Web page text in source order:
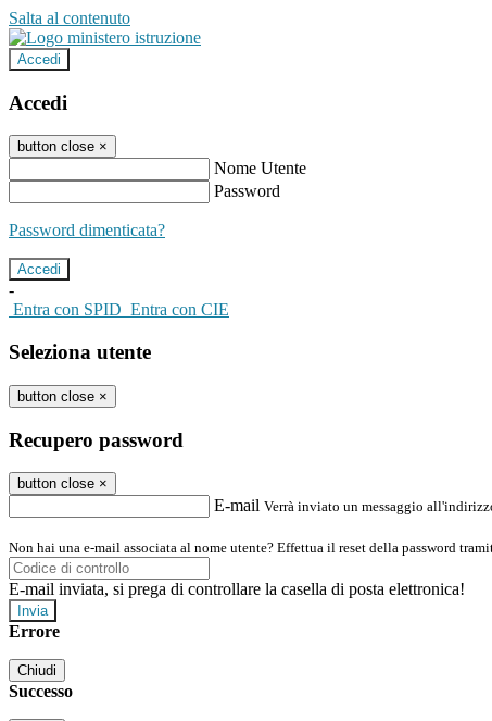
Salta al contenuto
Accedi
Accedi
button close ×
Nome Utente
Password
Password dimenticata?
-
Entra con SPID Entra con CIE
Seleziona utente
button close ×
Recupero password
button close ×
E-mail Verrà inviato un messaggio
Non hai una e-mail associata al nome utente? Effettua il reset della password
E-mail inviata, si prega di controllare la casella di posta elettronica!
Errore
Chiudi
Successo